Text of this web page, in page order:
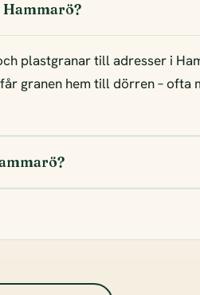
plastgranar till adresser i
granen hem till dörren – ofta